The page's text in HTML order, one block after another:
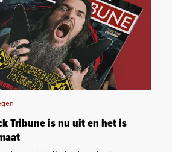
Tribune is nu uit en het is